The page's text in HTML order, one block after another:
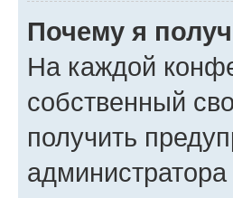
Почему я
На каждой
собственный
получить